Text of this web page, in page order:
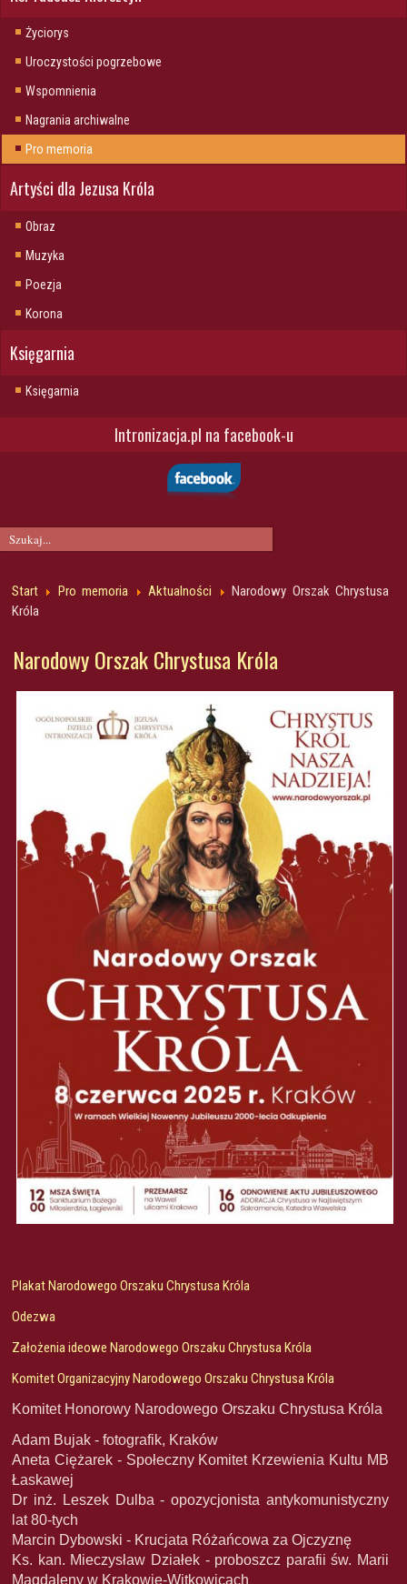
Życiorys
Uroczystości pogrzebowe
Wspomnienia
Nagrania archiwalne
Pro memoria
Artyści dla Jezusa Króla
Obraz
Muzyka
Poezja
Korona
Księgarnia
Księgarnia
Intronizacja.pl na facebook-u
Start Pro memoria Aktualności
Narodowy Orszak Chrystusa
Króla
Narodowy Orszak Chrystusa Króla
Plakat Narodowego Orszaku Chrystusa Króla
Odezwa
Założenia ideowe Narodowego Orszaku Chrystusa Króla
Komitet Organizacyjny Narodowego Orszaku Chrystusa Króla
Komitet Honorowy Narodowego Orszaku Chrystusa Króla
Adam Bujak - fotografik, Kraków
Aneta Ciężarek - Społeczny Komitet Krzewienia Kultu MB
Łaskawej
Dr inż. Leszek Dulba - opozycjonista antykomunistyczny
lat 80-tych
Marcin Dybowski - Krucjata Różańcowa za Ojczyznę
Ks. kan. Mieczysław Działek - proboszcz parafii św. Marii
Magdaleny w Krakowie-Witkowicach